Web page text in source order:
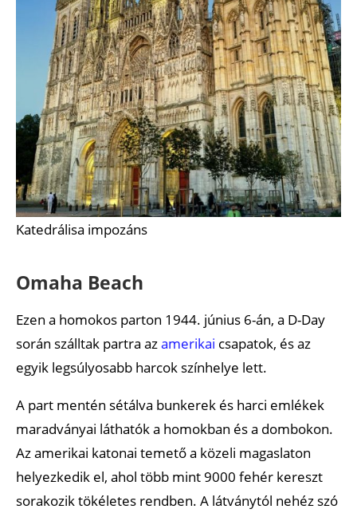
Katedrálisa impozáns
Omaha Beach
Ezen a homokos parton 1944. június 6-án, a D-Day
során szálltak partra azamerikai csapatok, és az
egyik legsúlyosabb harcok színhelye lett.
A part mentén sétálva bunkerek és harci emlékek
maradványai láthatók a homokban és a dombokon.
Az amerikai katonai temető a közeli magaslaton
helyezkedik el, ahol több mint 9000 fehér kereszt
sorakozik tökéletes rendben. A látványtól nehéz szó